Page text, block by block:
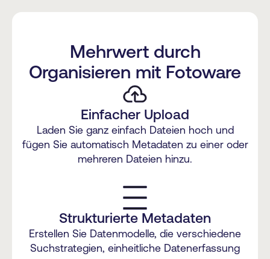
Mehrwert durch
Organisieren mit Fotoware
Einfacher Upload
Laden Sie ganz einfach Dateien hoch und
fügen Sie automatisch Metadaten zu einer oder
mehreren Dateien hinzu.
Strukturierte Metadaten
Erstellen Sie Datenmodelle, die verschiedene
Suchstrategien, einheitliche Datenerfassung